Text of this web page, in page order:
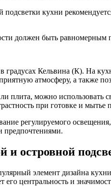
кухни
должен быть равномерным
градусах Кельвина (К). На
атмосферу, а также
плита, можно использовать
при готовке и мытье
регулируемого
предпочтениями.
и островной
элемент дизайна
его центральность и